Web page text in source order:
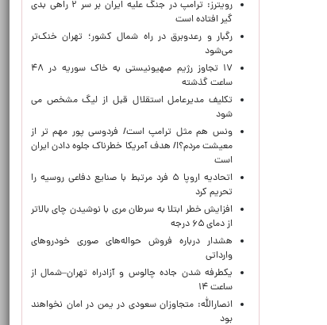
رویترز: ترامپ در جنگ علیه ایران بر سر ۲ راهی بدی
گیر افتاده است
رگبار و رعدوبرق در راه شمال کشور؛ تهران خنک‌تر
می‌شود
۱۷ تجاوز رژیم صهیونیستی به خاک سوریه در ۴۸
ساعت گذشته
تکلیف مدیرعامل استقلال قبل از لیگ مشخص می
شود
ونس هم مثل ترامپ است/ فردوسی پور مهم تر از
معیشت مردم؟!/ هدف آمریکا خطرناک جلوه دادن ایران
است
اتحادیه اروپا ۵ فرد مرتبط با صنایع دفاعی روسیه را
تحریم کرد
افزایش خطر ابتلا به سرطان مری با نوشیدن چای بالاتر
از دمای ۶۵ درجه
هشدار درباره فروش حواله‌های صوری خودروهای
وارداتی
یکطرفه شدن جاده چالوس و آزادراه تهران–شمال از
ساعت ۱۴
انصارالله: متجاوزان سعودی در یمن در امان نخواهند
بود